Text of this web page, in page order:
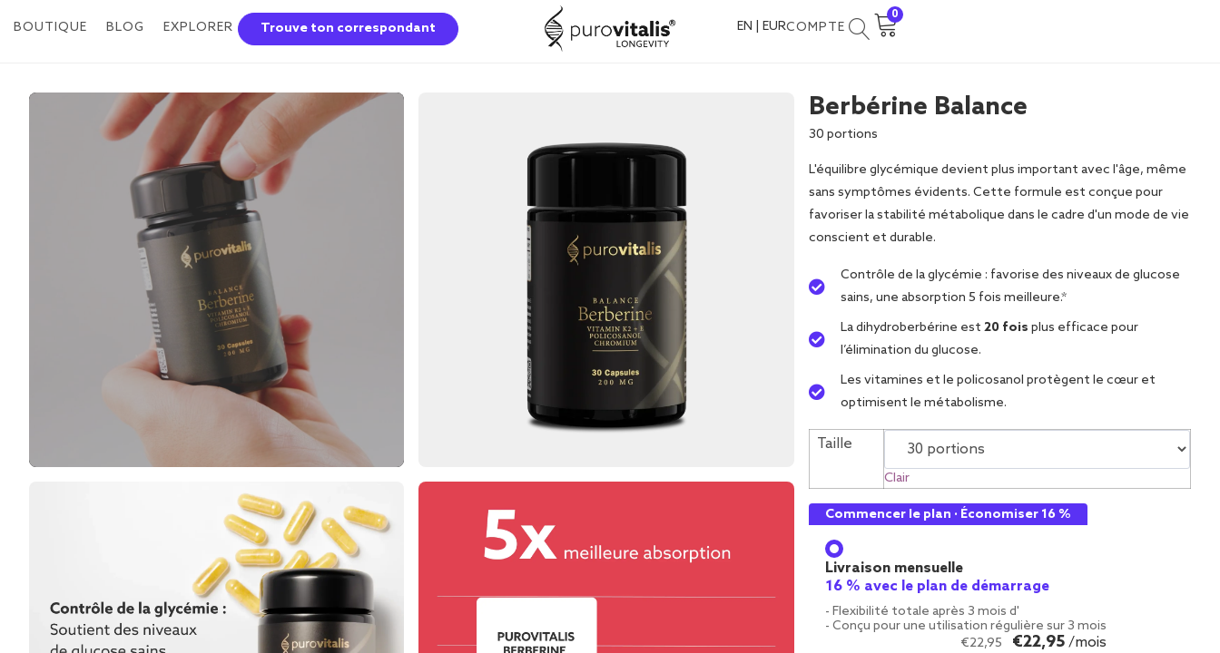
BOUTIQUE BLOG EXPLORER Trouve ton correspondant EN | EURCOMPTE
0
Berbérine Balance
30 portions
L'équilibre glycémique devient plus important avec l'âge, même
sans symptômes évidents. Cette formule est conçue pour
favoriser la stabilité métabolique dans le cadre d'un mode de vie
conscient et durable.
Contrôle de la glycémie : favorise des niveaux de glucose
sains, une absorption 5 fois meilleure.*
La dihydroberbérine est20 fois plus efficace pour
l’élimination du glucose.
Les vitamines et le policosanol protègent le cœur et
optimisent le métabolisme.
Taille
Clair
Commencer le plan · Économiser 16 %
Livraison mensuelle
16 % avec le plan de démarrage
- Flexibilité totale après 3 mois d'
- Conçu pour une utilisation régulière sur 3 mois
€22,95 €22,95 /mois